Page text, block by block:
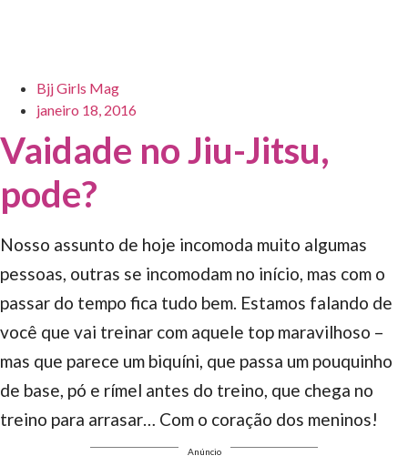
Bjj Girls Mag
janeiro 18, 2016
Vaidade no Jiu-Jitsu,
pode?
Nosso assunto de hoje incomoda muito algumas
pessoas, outras se incomodam no início, mas com o
passar do tempo fica tudo bem. Estamos falando de
você que vai treinar com aquele top maravilhoso –
mas que parece um biquíni, que passa um pouquinho
de base, pó e rímel antes do treino, que chega no
treino para arrasar… Com o coração dos meninos!
Anúncio